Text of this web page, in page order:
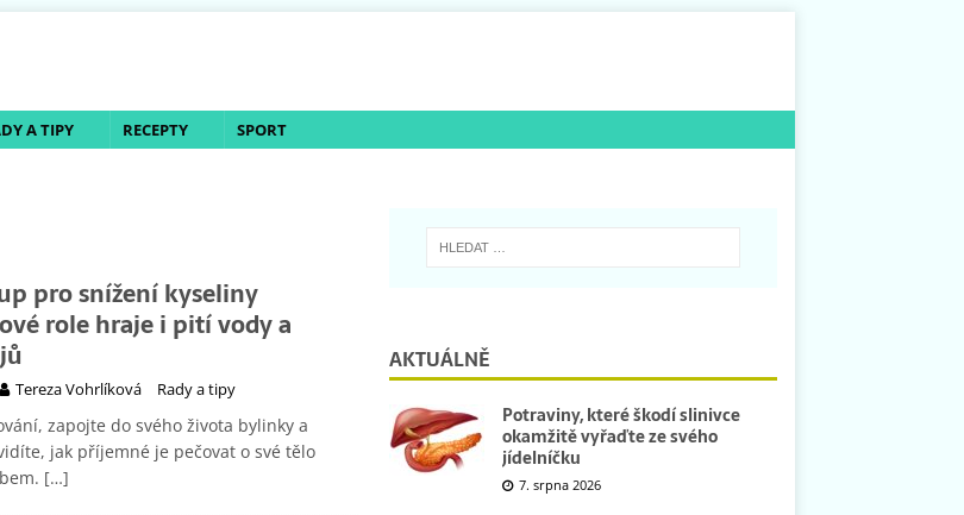
A TIPY RECEPTY SPORT
pro snížení kyseliny
role hraje i pití vody a
Tereza Vohrlíková Rady a tipy
zapojte do svého života bylinky a
jak příjemné je pečovat o své tělo
[…]
AKTUÁLNĚ
Potraviny, které škodí slinivce
okamžitě vyřaďte ze svého
jídelníčku
7. srpna 2026